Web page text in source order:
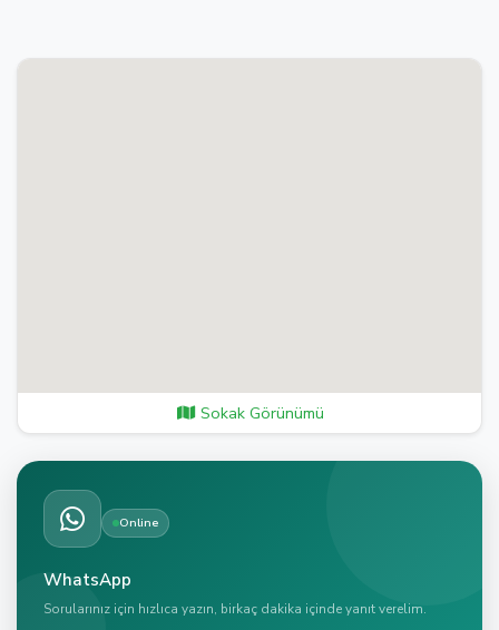
Sokak Görünümü
Online
WhatsApp
Sorularınız için hızlıca yazın, birkaç dakika içinde yanıt verelim.